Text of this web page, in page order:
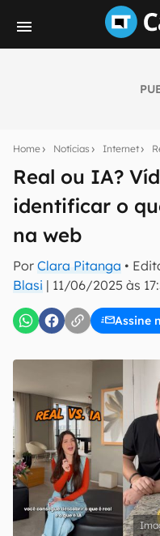
Home Notícias Internet
Real ou IA?
identificar o
na web
Por Clara Pitanga •
Blasi | 11/06/2025 às
Assine
notícias e reviews
mão.
E-mail
Confirmo que li,
Uso e Política de